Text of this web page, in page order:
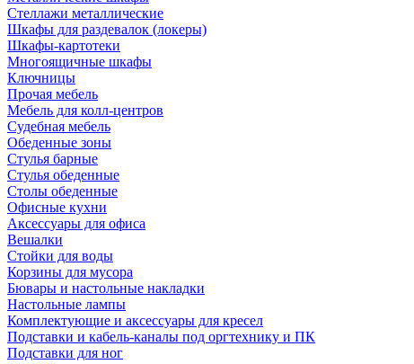
Стеллажи металлические
Шкафы для раздевалок (локеры)
Шкафы-картотеки
Многоящичные шкафы
Ключницы
Прочая мебель
Мебель для колл-центров
Судебная мебель
Обеденные зоны
Стулья барные
Стулья обеденные
Столы обеденные
Офисные кухни
Аксессуары для офиса
Вешалки
Стойки для воды
Корзины для мусора
Бювары и настольные накладки
Настольные лампы
Комплектующие и аксессуары для кресел
Подставки и кабель-каналы под оргтехнику и ПК
Подставки для ног